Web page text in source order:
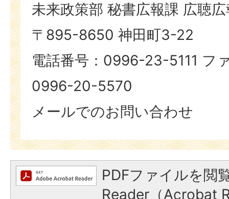
未来政策部 秘書広報課 広聴
〒895-8650 神田町3-22
電話番号：0996-23-5111 フ
0996-20-5570
メールでのお問い合わせ
PDFファイルを閲
Reader（Acrobat